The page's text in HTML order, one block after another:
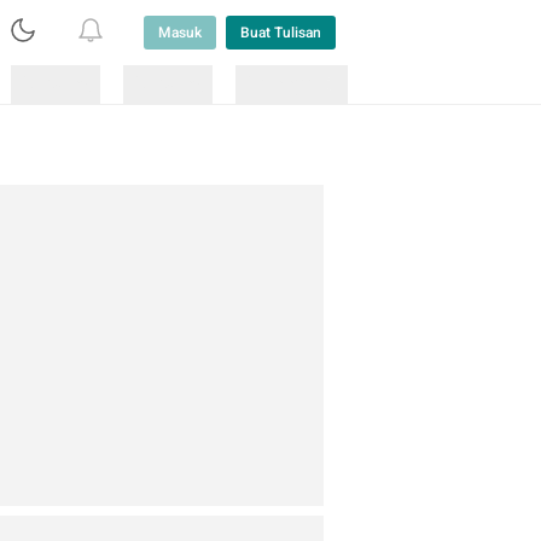
Masuk Buat Tulisan